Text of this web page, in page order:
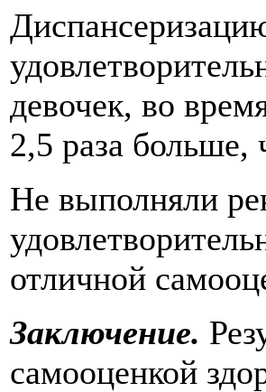
девочек, во
2,5 раза больше,
Не выполняли
отличной
Заключение.
самооценкой